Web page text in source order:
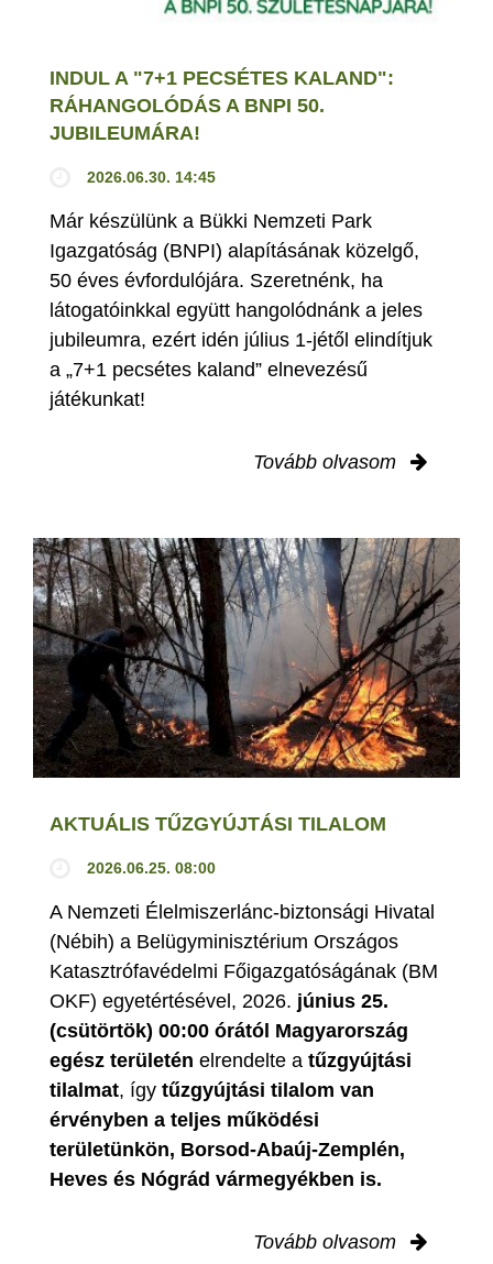
INDUL A "7+1 PECSÉTES KALAND":
RÁHANGOLÓDÁS A BNPI 50.
JUBILEUMÁRA!
2026.06.30. 14:45
Már készülünk a Bükki Nemzeti Park
Igazgatóság (BNPI) alapításának közelgő,
50 éves évfordulójára. Szeretnénk, ha
látogatóinkkal együtt hangolódnánk a jeles
jubileumra, ezért idén július 1-jétől elindítjuk
a „7+1 pecsétes kaland” elnevezésű
játékunkat!
Tovább olvasom
AKTUÁLIS TŰZGYÚJTÁSI TILALOM
2026.06.25. 08:00
A Nemzeti Élelmiszerlánc-biztonsági Hivatal
(Nébih) a Belügyminisztérium Országos
Katasztrófavédelmi Főigazgatóságának (BM
OKF) egyetértésével, 2026. június 25.
(csütörtök) 00:00 órától Magyarország
egész területén elrendelte a tűzgyújtási
tilalmat, így tűzgyújtási tilalom van
érvényben a teljes működési
területünkön, Borsod-Abaúj-Zemplén,
Heves és Nógrád vármegyékben is.
Tovább olvasom